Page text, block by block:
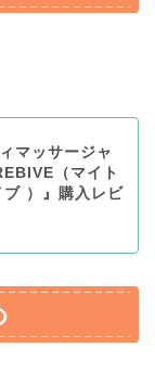
マッサージャ
（マイト
ブ ）』購入レビ